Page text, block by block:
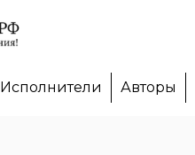
Исполнители Авторы